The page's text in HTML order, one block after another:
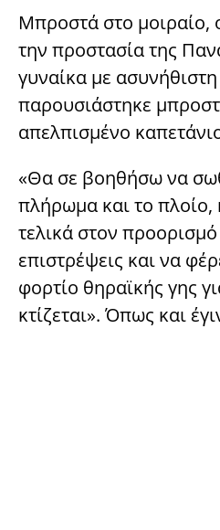
Μπροστά στο μοιραίο,
την προστασία της
γυναίκα με
παρουσιάστηκε
απελπισμένο
«Θα σε βοηθήσω να
πλήρωμα και το πλοίο,
τελικά στον
επιστρέψεις και να
φορτίο θηραϊκής γης
κτίζεται». Όπως και